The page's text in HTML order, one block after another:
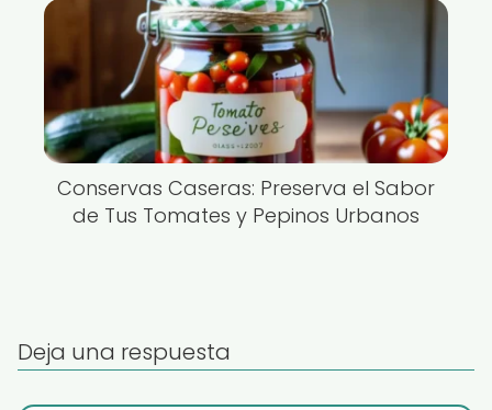
Conservas Caseras: Preserva el Sabor
de Tus Tomates y Pepinos Urbanos
Deja una respuesta